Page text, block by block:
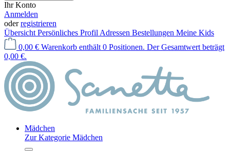
Ihr Konto
Anmelden
oderregistrieren
Übersicht Persönliches Profil Adressen Bestellungen Meine Kids
0,00 € Warenkorb enthält 0 Positionen. Der Gesamtwert beträgt
0,00 €.
Mädchen
Zur Kategorie Mädchen